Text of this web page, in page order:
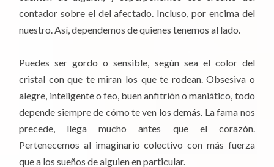
contador sobre el del afectado. Incluso, por encima del
nuestro. Así, dependemos de quienes tenemos al lado.
Puedes ser gordo o sensible, según sea el color del
cristal con que te miran los que te rodean. Obsesiva o
alegre, inteligente o feo, buen anfitrión o maniático, todo
depende siempre de cómo te ven los demás. La fama nos
precede, llega mucho antes que el corazón.
Pertenecemos al imaginario colectivo con más fuerza
que a los sueños de alguien en particular.